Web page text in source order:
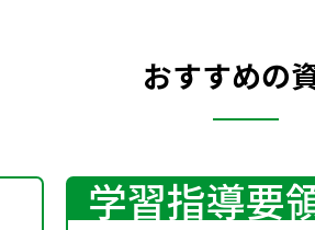
おすすめの
学習指導要